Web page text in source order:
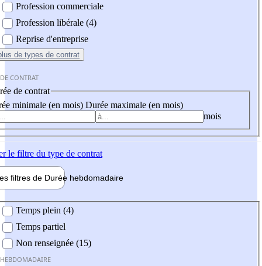
Profession commerciale
Profession libérale (4)
Reprise d'entreprise
de types de contrat
CONTRAT
de contrat
minimale (en mois) Durée maximale (en mois)
mois
le filtre du type de contrat
filtres de Durée hebdomadaire
Temps plein (4)
Temps partiel
Non renseignée (15)